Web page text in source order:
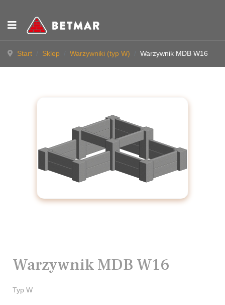
Start Sklep Warzywniki (typ W) Warzywnik MDB W16
Warzywnik MDB W16
Typ W